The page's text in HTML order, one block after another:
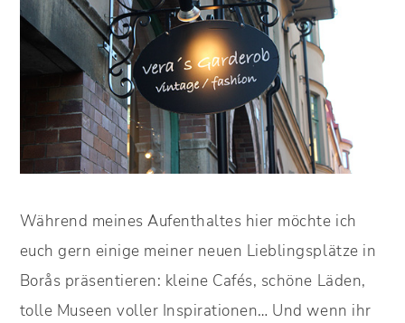
Während meines Aufenthaltes hier möchte ich
euch gern einige meiner neuen Lieblingsplätze in
Borås präsentieren: kleine Cafés, schöne Läden,
tolle Museen voller Inspirationen… Und wenn ihr